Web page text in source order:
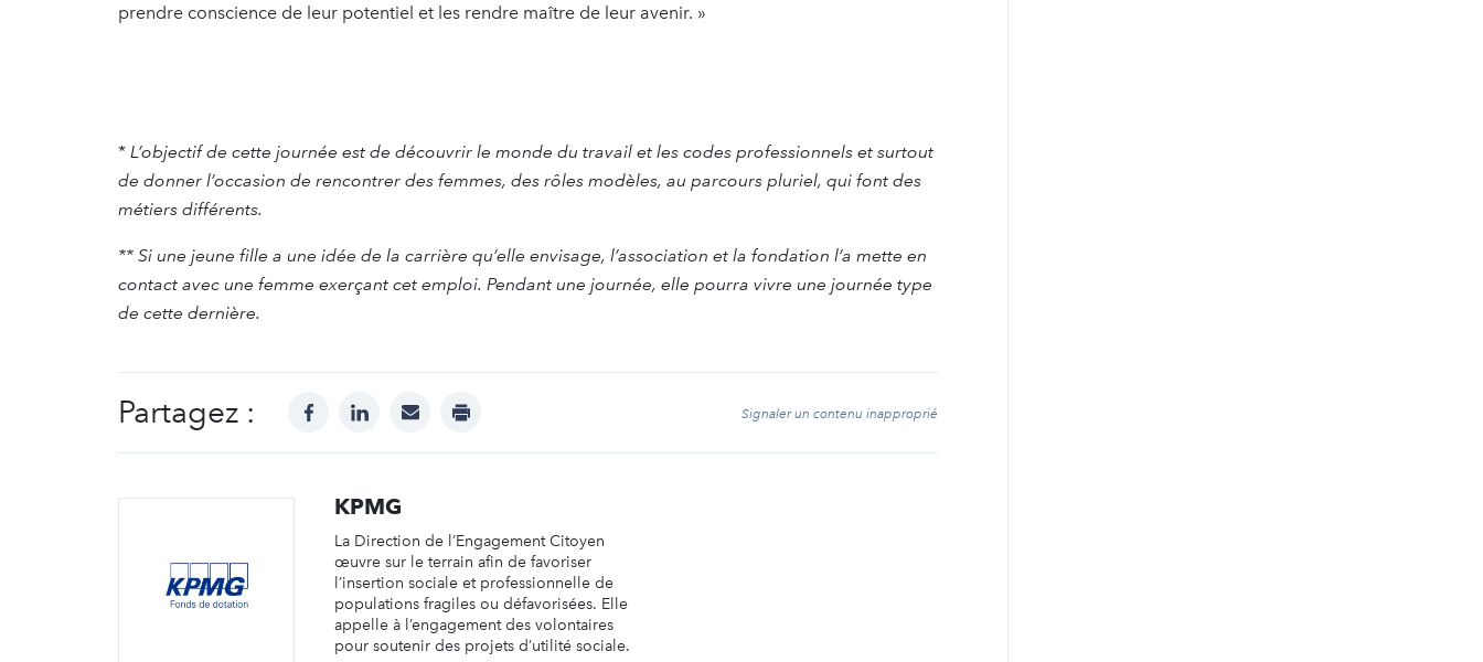
prendre conscience de leur potentiel et les rendre maître de leur avenir. »
* L’objectif de cette journée est de découvrir le monde du travail et les codes professionnels et surtout
de donner l’occasion de rencontrer des femmes, des rôles modèles, au parcours pluriel, qui font des
métiers différents.
** Si une jeune fille a une idée de la carrière qu’elle envisage, l’association et la fondation l’a mette en
contact avec une femme exerçant cet emploi. Pendant une journée, elle pourra vivre une journée type
de cette dernière.
Partagez : facebooklinkedinmail print Signaler un contenu inapproprié
KPMG
La Direction de l’Engagement Citoyen
œuvre sur le terrain afin de favoriser
l’insertion sociale et professionnelle de
populations fragiles ou défavorisées. Elle
appelle à l’engagement des volontaires
pour soutenir des projets d’utilité sociale.